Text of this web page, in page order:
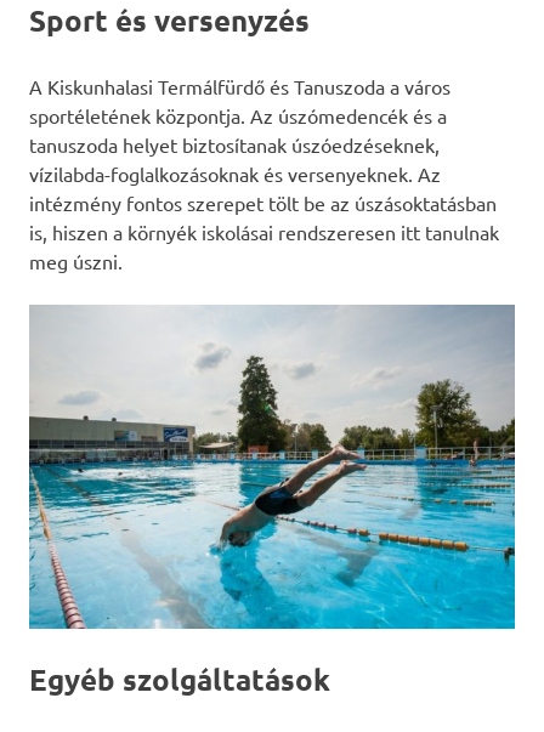
Sport és versenyzés
A Kiskunhalasi Termálfürdő és Tanuszoda a város
sportéletének központja. Az úszómedencék és a
tanuszoda helyet biztosítanak úszóedzéseknek,
vízilabda-foglalkozásoknak és versenyeknek. Az
intézmény fontos szerepet tölt be az úszásoktatásban
is, hiszen a környék iskolásai rendszeresen itt tanulnak
meg úszni.
Egyéb szolgáltatások